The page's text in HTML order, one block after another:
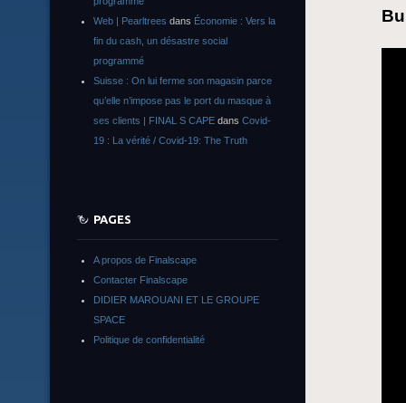
Web | Pearltrees dans Économie : Vers la
fin du cash, un désastre social
programmé
Suisse : On lui ferme son magasin parce
qu’elle n’impose pas le port du masque à
ses clients | FINAL S CAPE dans Covid-
19 : La vérité / Covid-19: The Truth
PAGES
A propos de Finalscape
Contacter Finalscape
DIDIER MAROUANI ET LE GROUPE
SPACE
Politique de confidentialité